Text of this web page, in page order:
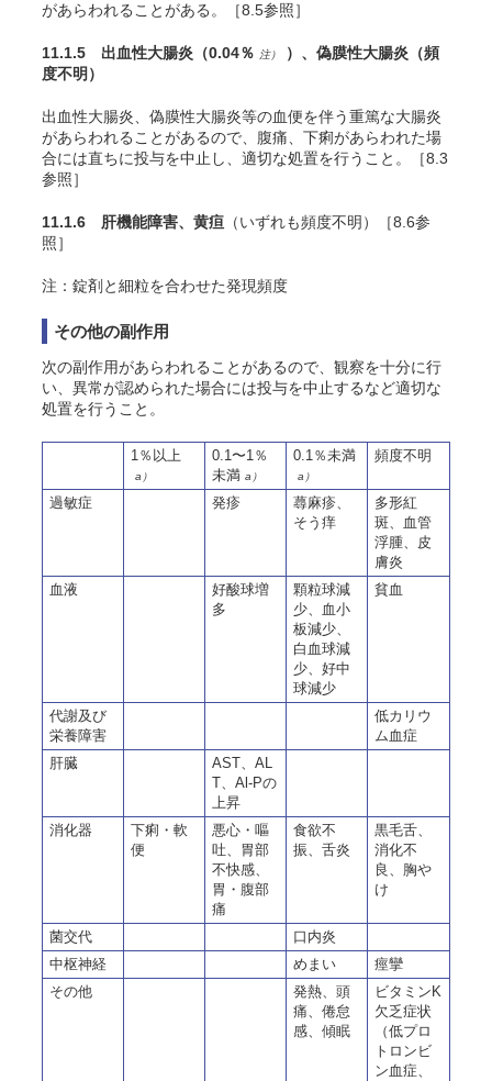
があらわれることがある。［8.5参照］
11.1.5 出血性大腸炎 （0.04％ 注） ） 、偽膜性大腸炎 （頻
度不明）
出血性大腸炎、偽膜性大腸炎等の血便を伴う重篤な大腸炎
があらわれることがあるので、腹痛、下痢があらわれた場
合には直ちに投与を中止し、適切な処置を行うこと。［8.3
参照］
11.1.6 肝機能障害、黄疸 （いずれも頻度不明）［8.6参
照］
注：錠剤と細粒を合わせた発現頻度
その他の副作用
次の副作用があらわれることがあるので、観察を十分に行
い、異常が認められた場合には投与を中止するなど適切な
処置を行うこと 。
1％以上
a）
0.1〜1％
未満 a）
0.1％未満
a）
頻度不明
過敏症 発疹
蕁麻疹、
そう痒
多形紅
斑、血管
浮腫、皮
膚炎
血液
好酸球増
多
顆粒球減
少、血小
板減少、
白血球減
少、好中
球減少
貧血
代謝及び
栄養障害
低カリウ
ム血症
肝臓
AST、AL
T、Al-Pの
上昇
消化器
下痢・軟
便
悪心・嘔
吐、胃部
不快感、
胃・腹部
痛
食欲不
振、舌炎
黒毛舌、
消化不
良、胸や
け
菌交代
口内炎
中枢神経
めまい
痙攣
その他
発熱、頭
痛、倦怠
感、傾眠
ビタミンK
欠乏症状
（低プロ
トロンビ
ン血症、